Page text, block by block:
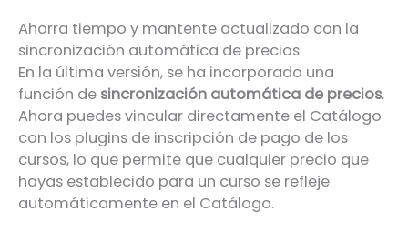
Ahorra tiempo y mantente actualizado con la
sincronización automática de precios
En la última versión, se ha incorporado una
función de sincronización automática de precios.
Ahora puedes vincular directamente el Catálogo
con los plugins de inscripción de pago de los
cursos, lo que permite que cualquier precio que
hayas establecido para un curso se refleje
automáticamente en el Catálogo.